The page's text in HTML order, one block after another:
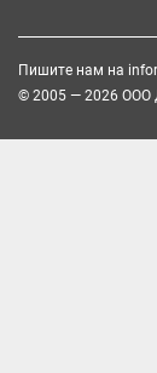
Пишите нам на
© 2005 — 2026 ООО